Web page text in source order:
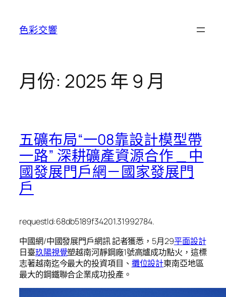
色彩交響
月份: 2025 年 9 月
五礦布局“一08靠設計模型帶
一路” 深耕礦產資源合作 _ 中
國發展門戶網－國家發展門
戶
requestId:68db5189f34201.31992784.
中國網/中國發展門戶網訊 記者獲悉，5月29平面設計
日臺玖陽視覺塑越南河靜鋼廠1號高爐成功點火，這標
志著越南迄今最大的投資項目、 攤位設計東南亞地區
最大的鋼鐵聯合企業成功投產。